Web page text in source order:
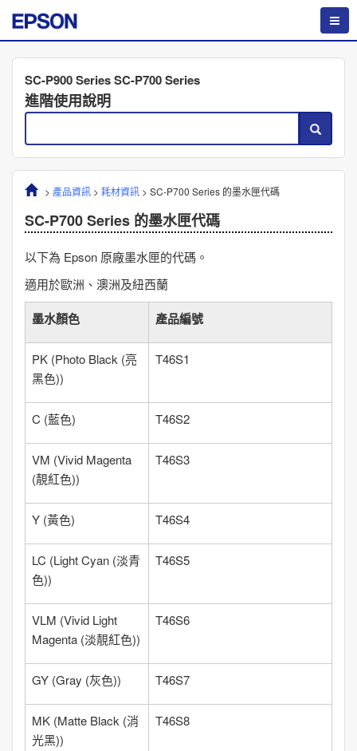
SC-P900 Series SC-P700 Series
進階使用說明
> 產品資訊> 耗材資訊> SC-P700 Series的墨水匣代碼
SC-P700 Series 的墨水匣代碼
以下為 Epson 原廠墨水匣的代碼。
適用於歐洲、澳洲及紐西蘭
墨水顏色 產品編號
PK (Photo Black (亮
黑色))
T46S1
C (藍色) T46S2
VM (Vivid Magenta
(靚紅色))
T46S3
Y (黃色) T46S4
LC (Light Cyan (淡青
色))
T46S5
VLM (Vivid Light
Magenta (淡靚紅色))
T46S6
GY (Gray (灰色)) T46S7
MK (Matte Black (消
光黑))
T46S8